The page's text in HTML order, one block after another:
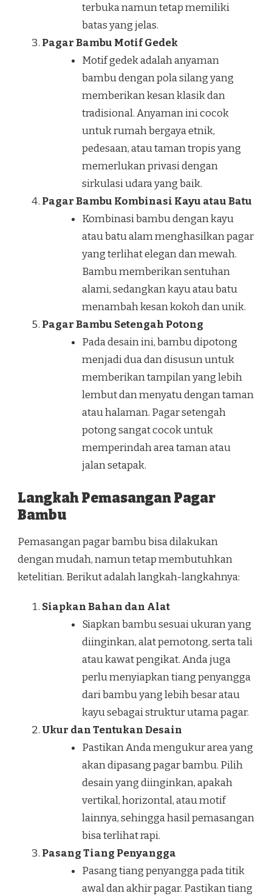
terbuka namun tetap memiliki
batas yang jelas.
Pagar Bambu Motif Gedek
Motif gedek adalah anyaman
bambu dengan pola silang yang
memberikan kesan klasik dan
tradisional. Anyaman ini cocok
untuk rumah bergaya etnik,
pedesaan, atau taman tropis yang
memerlukan privasi dengan
sirkulasi udara yang baik.
Pagar Bambu Kombinasi Kayu atau Batu
Kombinasi bambu dengan kayu
atau batu alam menghasilkan pagar
yang terlihat elegan dan mewah.
Bambu memberikan sentuhan
alami, sedangkan kayu atau batu
menambah kesan kokoh dan unik.
Pagar Bambu Setengah Potong
Pada desain ini, bambu dipotong
menjadi dua dan disusun untuk
memberikan tampilan yang lebih
lembut dan menyatu dengan taman
atau halaman. Pagar setengah
potong sangat cocok untuk
memperindah area taman atau
jalan setapak.
Langkah Pemasangan Pagar
Bambu
Pemasangan pagar bambu bisa dilakukan
dengan mudah, namun tetap membutuhkan
ketelitian. Berikut adalah langkah-langkahnya:
Siapkan Bahan dan Alat
Siapkan bambu sesuai ukuran yang
diinginkan, alat pemotong, serta tali
atau kawat pengikat. Anda juga
perlu menyiapkan tiang penyangga
dari bambu yang lebih besar atau
kayu sebagai struktur utama pagar.
Ukur dan Tentukan Desain
Pastikan Anda mengukur area yang
akan dipasang pagar bambu. Pilih
desain yang diinginkan, apakah
vertikal, horizontal, atau motif
lainnya, sehingga hasil pemasangan
bisa terlihat rapi.
Pasang Tiang Penyangga
Pasang tiang penyangga pada titik
awal dan akhir pagar. Pastikan tiang